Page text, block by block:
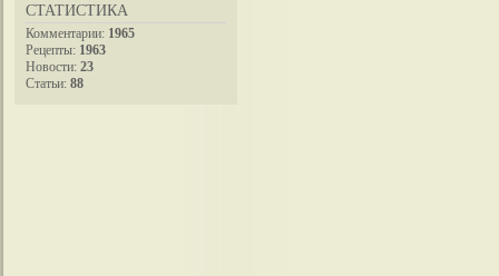
СТАТИСТИКА
Комментарии: 1965
Рецепты: 1963
Новости: 23
Статьи: 88